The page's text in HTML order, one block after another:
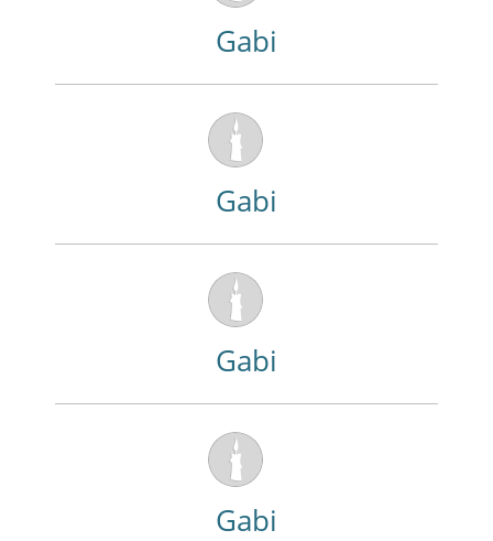
Gabi
Gabi
Gabi
Gabi